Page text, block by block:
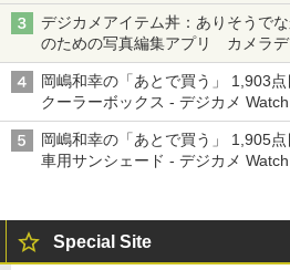
デジカメアイテム丼：ありそうでな
のための写真編集アプリ カメラデ
る「Filmator」
岡嶋和幸の「あとで買う」 1,903
クーラーボックス - デジカメ Watch
岡嶋和幸の「あとで買う」 1,905
車用サンシェード - デジカメ Watch
Special Site